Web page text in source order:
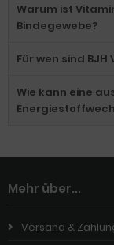
Warum ist
Bindegewebe?
Für wen sind
Wie kann eine
Mehr über...
Versand &